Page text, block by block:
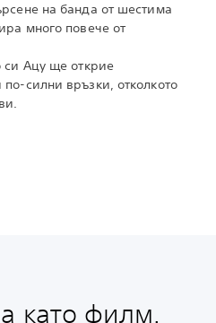
на банда от шестима
много повече от
си Ацу ще открие
силни връзки, отколкото
като филм.